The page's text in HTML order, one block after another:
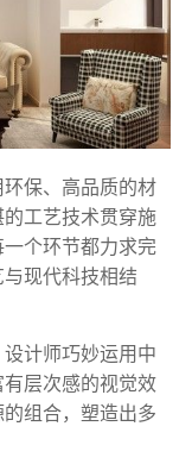
保、高品质的材
工艺技术贯穿施
个环节都力求完
现代科技相结
计师巧妙运用中
层次感的视觉效
组合，塑造出多